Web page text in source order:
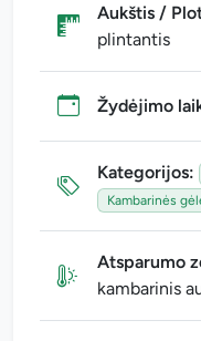
Aukštis /
plintantis
Žydėjimo
Kategorijos:
Kambarinės
Atsparumo
kambarinis